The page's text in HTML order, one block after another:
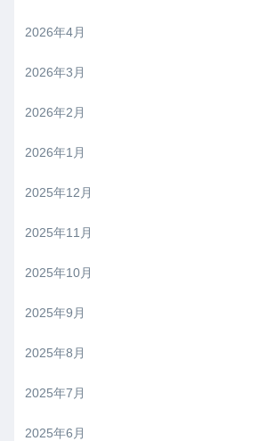
2026年4月
2026年3月
2026年2月
2026年1月
2025年12月
2025年11月
2025年10月
2025年9月
2025年8月
2025年7月
2025年6月